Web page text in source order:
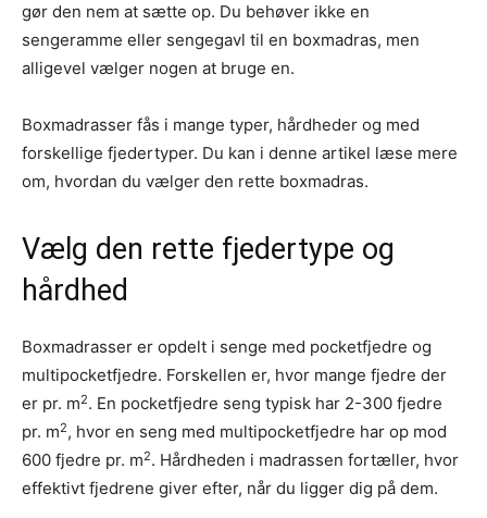
gør den nem at sætte op. Du behøver ikke en
sengeramme eller sengegavl til en boxmadras, men
alligevel vælger nogen at bruge en.
Boxmadrasser fås i mange typer, hårdheder og med
forskellige fjedertyper. Du kan i denne artikel læse mere
om, hvordan du vælger den rette boxmadras.
Vælg den rette fjedertype og
hårdhed
Boxmadrasser er opdelt i senge med pocketfjedre og
multipocketfjedre. Forskellen er, hvor mange fjedre der
er pr. m2. En pocketfjedre seng typisk har 2-300 fjedre
pr. m2, hvor en seng med multipocketfjedre har op mod
600 fjedre pr. m2. Hårdheden i madrassen fortæller, hvor
effektivt fjedrene giver efter, når du ligger dig på dem.